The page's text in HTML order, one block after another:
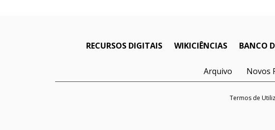
RECURSOS DIGITAIS WIKICIÊNCIAS BANCO
Arquivo Novos
Termos de